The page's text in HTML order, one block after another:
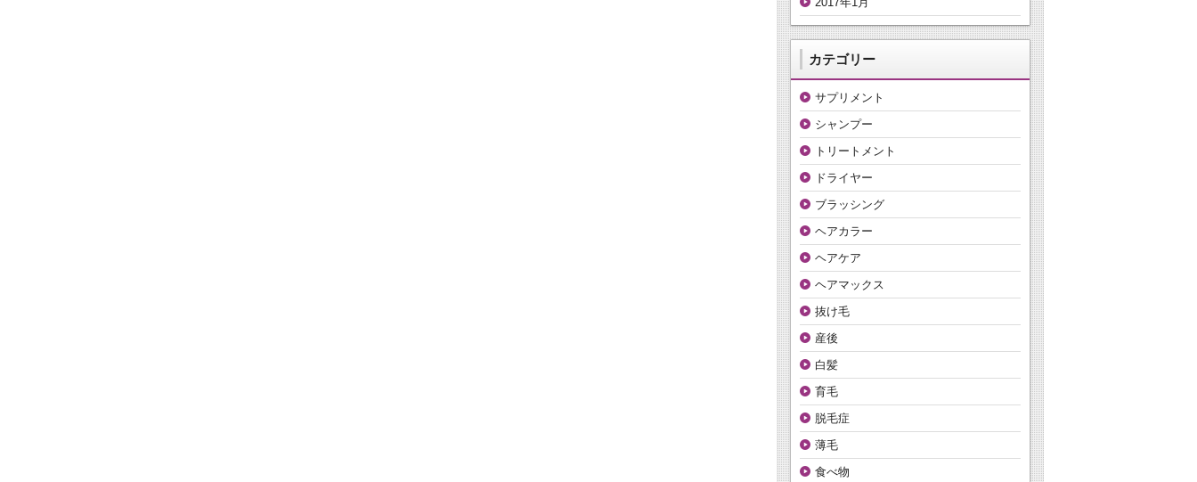
カテゴリー
サプリメント
シャンプー
トリートメント
ドライヤー
ブラッシング
ヘアカラー
ヘアケア
ヘアマックス
抜け毛
産後
白髪
育毛
脱毛症
薄毛
食べ物